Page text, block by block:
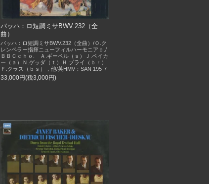
バッハ：ロ短調ミサBWV.232（全
曲）
バッハ：ロ短調ミサBWV.232（全曲）/Ｏ.ク
レンペラー指揮ニューフィルハーモニアｏ./
ＢＢＣｃｈｏ. Ａ.ギーベル（ｓ）Ｊ.ベイカ
ー（ａ）Ｎ.ゲッダ（ｔ）Ｈ.プライ（ｂｒ）
Ｆ.クラス（ｂｓ），他/英HMV：SAN 195-7
33,000円(税3,000円)